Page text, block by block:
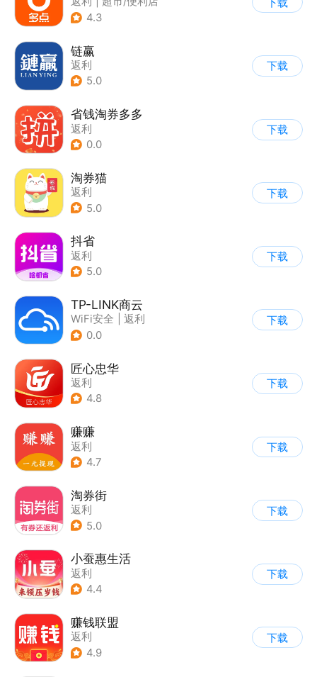
| 生鲜/买菜
4.3
链赢
返利
5.0
下载
省钱淘券多多
返利
0.0
下载
淘券猫
返利
5.0
下载
抖省
返利
5.0
下载
TP-LINK商云
WiFi安全
返利
0.0
下载
匠心忠华
返利
4.8
下载
赚赚
返利
4.7
下载
淘券街
返利
5.0
下载
小蚕惠生活
返利
4.4
下载
赚钱联盟
返利
4.9
下载